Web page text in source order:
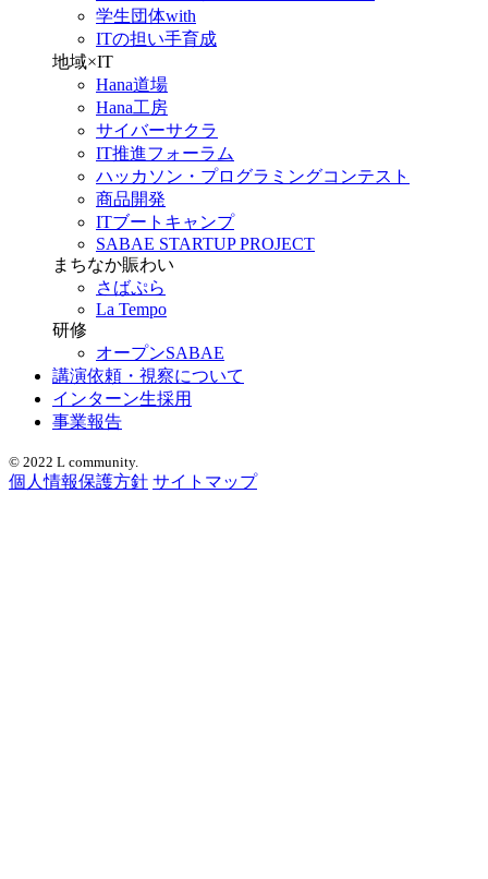
学生団体with
ITの担い手育成
地域×IT
Hana道場
Hana工房
サイバーサクラ
IT推進フォーラム
ハッカソン・プログラミングコンテスト
商品開発
ITブートキャンプ
SABAE STARTUP PROJECT
まちなか賑わい
さばぷら
La Tempo
研修
オープンSABAE
講演依頼・視察について
インターン生採用
事業報告
© 2022 L community.
個人情報保護方針 サイトマップ